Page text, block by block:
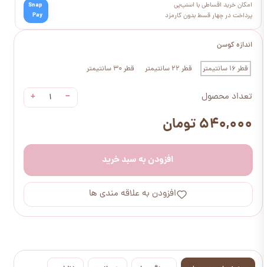
اندازه کوسن
قطر 16 سانتیمتر قطر 22 سانتیمتر قطر 30 سانتیمتر
تعداد محصول −
+
۵۴۰,۰۰۰ تومان
افزودن به سبد خرید
افزودن به علاقه مندی ها
امکان خرید اقساطی با اسنپ‌پی
پرداخت در چهار قسط بدون کارمزد
Snap
Pay